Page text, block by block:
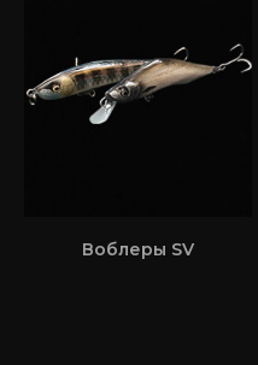
Воблеры SV